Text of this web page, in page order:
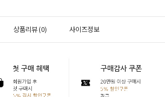
상품리뷰 (0) 사이즈정보